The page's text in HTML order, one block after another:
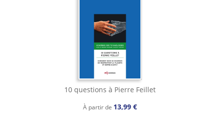
10 questions à Pierre Feillet
À partir de 13,99 €